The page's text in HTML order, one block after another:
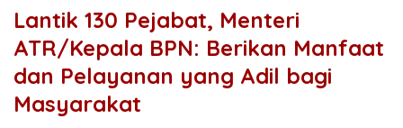
Lantik 130 Pejabat, Menteri
ATR/Kepala BPN: Berikan Manfaat
dan Pelayanan yang Adil bagi
Masyarakat